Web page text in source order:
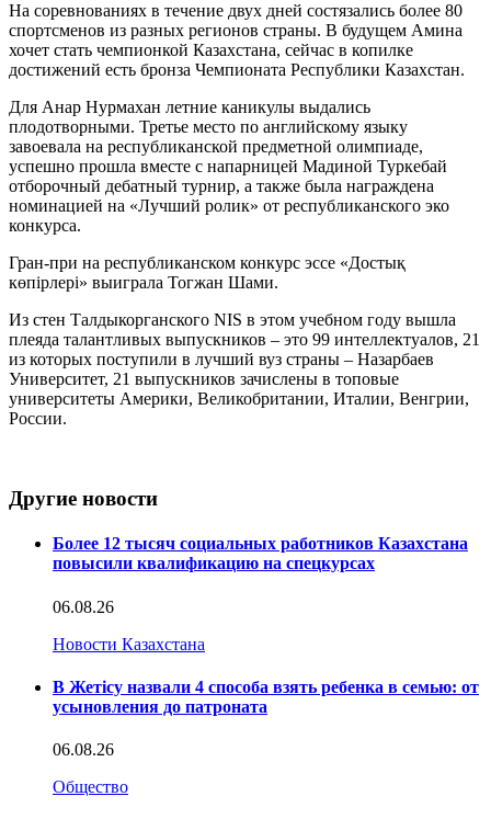
На соревнованиях в течение двух дней состязались более 80
спортсменов из разных регионов страны. В будущем Амина
хочет стать чемпионкой Казахстана, сейчас в копилке
достижений есть бронза Чемпионата Республики Казахстан.
Для Анар Нурмахан летние каникулы выдались
плодотворными. Третье место по английскому языку
завоевала на республиканской предметной олимпиаде,
успешно прошла вместе с напарницей Мадиной Туркебай
отборочный дебатный турнир, а также была награждена
номинацией на «Лучший ролик» от республиканского эко
конкурса.
Гран-при на республиканском конкурс эссе «Достық
көпірлері» выиграла Тогжан Шами.
Из стен Талдыкорганского NIS в этом учебном году вышла
плеяда талантливых выпускников – это 99 интеллектуалов, 21
из которых поступили в лучший вуз страны – Назарбаев
Университет, 21 выпускников зачислены в топовые
университеты Америки, Великобритании, Италии, Венгрии,
России.
Другие новости
Более 12 тысяч социальных работников Казахстана
повысили квалификацию на спецкурсах
06.08.26
Новости Казахстана
В Жетісу назвали 4 способа взять ребенка в семью: от
усыновления до патроната
06.08.26
Общество